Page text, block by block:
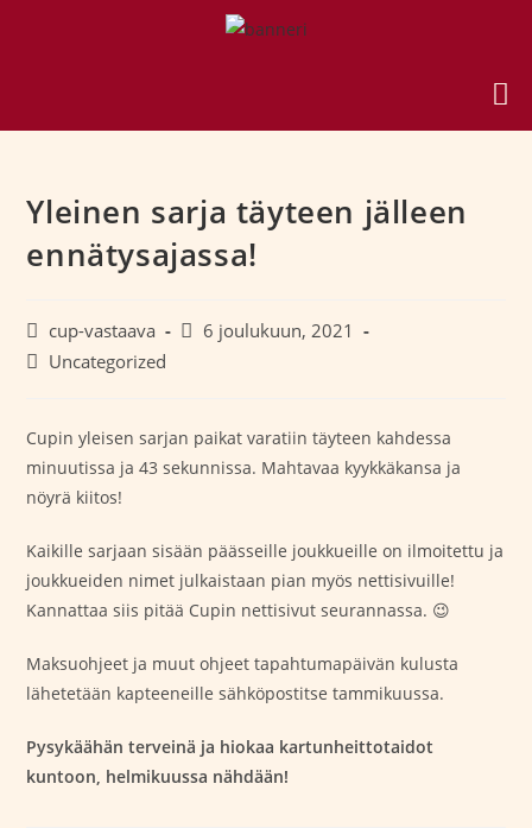
Yleinen sarja täyteen jälleen
ennätysajassa!
cup-vastaava
6 joulukuun, 2021
Uncategorized
Cupin yleisen sarjan paikat varatiin täyteen kahdessa
minuutissa ja 43 sekunnissa. Mahtavaa kyykkäkansa ja
nöyrä kiitos!
Kaikille sarjaan sisään päässeille joukkueille on ilmoitettu ja
joukkueiden nimet julkaistaan pian myös nettisivuille!
Kannattaa siis pitää Cupin nettisivut seurannassa. 😉
Maksuohjeet ja muut ohjeet tapahtumapäivän kulusta
lähetetään kapteeneille sähköpostitse tammikuussa.
Pysykäähän terveinä ja hiokaa kartunheittotaidot
kuntoon, helmikuussa nähdään!